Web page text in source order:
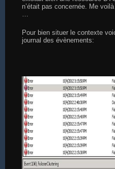
n’était pas concernée. Me
…
Pour bien situer le contexte
journal des évènements: